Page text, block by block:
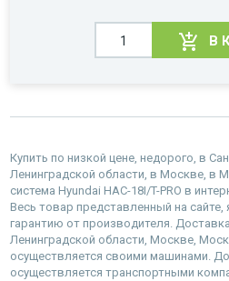
В
Купить по низкой цене, недорого, в
Ленинградской области, в Москве, в
система Hyundai HAC-18I/T-PRO в
Весь товар представленный на
гарантию от производителя.
Ленинградской области, Москве,
осуществляется своими машинами.
осуществляется транспортными